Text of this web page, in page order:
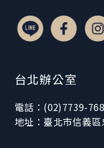
台北辦公室
電話：(02)7739-
地址：臺北市信義